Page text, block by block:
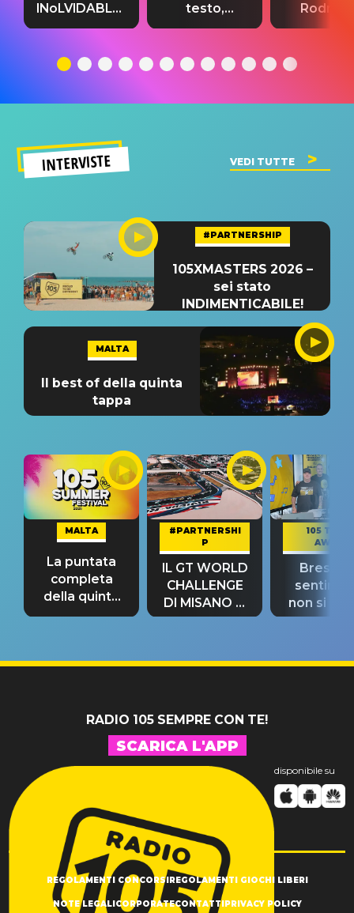
INoLVIDABLE”:
testo,
significato
testo,
traduzione e
del singolo
testo,
INTERVISTE VEDI TUTTE
#PARTNERSHIP
105XMASTERS 2026 –
sei stato
INDIMENTICABILE!
MALTA
Il best of della quinta
tappa
MALTA
La puntata
completa
della quinta
tappa
#PARTNERSHI
P
IL GT WORLD
CHALLENGE
DI MISANO si
riconferma
105 TAKE
AWAY
Bresh:
non si
fino alla
RADIO 105 SEMPRE CON TE!
SCARICA L'APP
disponibile su
REGOLAMENTI CONCORSI REGOLAMENTI GIOCHI LIBERI
NOTE LEGALI CORPORATECONTATTI PRIVACY POLICY